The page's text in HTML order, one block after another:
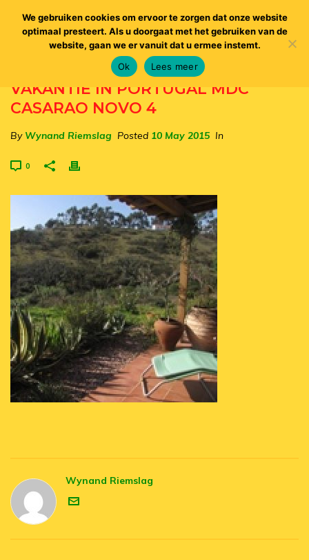
VAKANTIE IN PORTUGAL MDC
CASARAO NOVO 4
By Wynand Riemslag Posted 10 May 2015 In
0
Wynand Riemslag
We gebruiken cookies om ervoor te zorgen dat onze website
optimaal presteert. Als u doorgaat met het gebruiken van de
website, gaan we er vanuit dat u ermee instemt.
Ok
Lees meer